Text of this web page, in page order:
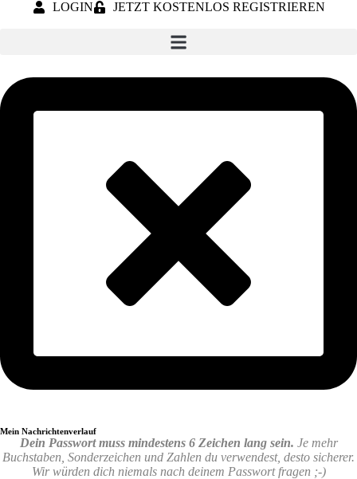
LOGIN JETZT KOSTENLOS REGISTRIEREN
Mein Nachrichtenverlauf
Dein Passwort muss mindestens 6 Zeichen lang sein. Je mehr
Buchstaben, Sonderzeichen und Zahlen du verwendest, desto sicherer.
Wir würden dich niemals nach deinem Passwort fragen ;-)